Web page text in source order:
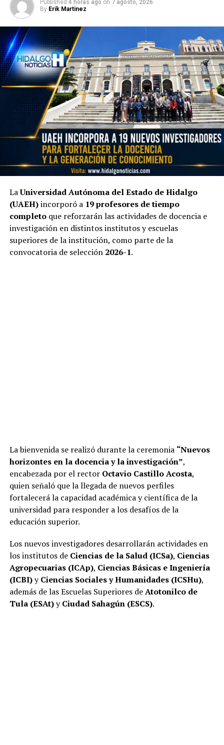
Published 4 horas ago on 7 agosto, 2026
By Erik Martinez
LaUniversidad Autónoma del Estado de Hidalgo
(UAEH)incorporó a 19 profesores de tiempo
completoque reforzarán las actividades de docencia e
investigación en distintos institutos y escuelas
superiores de la institución, como parte de la
convocatoria de selección 2026-1.
La bienvenida se realizó durante la ceremonia “Nuevos
horizontes en la docencia y la investigación”,
encabezada por el rector Octavio Castillo Acosta,
quien señaló que la llegada de nuevos perfiles
fortalecerá la capacidad académica y científica de la
universidad para responder a los desafíos de la
educación superior.
Los nuevos investigadores desarrollarán actividades en
los institutos de Ciencias de la Salud (ICSa), Ciencias
Agropecuarias (ICAp), Ciencias Básicas e Ingeniería
(ICBI)yCiencias Sociales y Humanidades (ICSHu),
además de las Escuelas Superiores deAtotonilco de
Tula (ESAt)yCiudad Sahagún (ESCS).